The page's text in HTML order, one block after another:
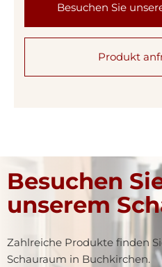
Besuchen Sie
Produkt
Besuchen
unserem
Zahlreiche Produkte finden
Schauraum in Buchkirchen.